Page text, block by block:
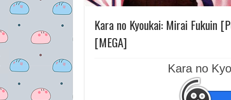
Kara no Kyoukai: Mirai Fukuin
[MEGA]
Kara no